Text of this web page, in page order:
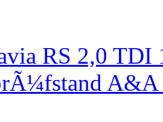
RS 2,0